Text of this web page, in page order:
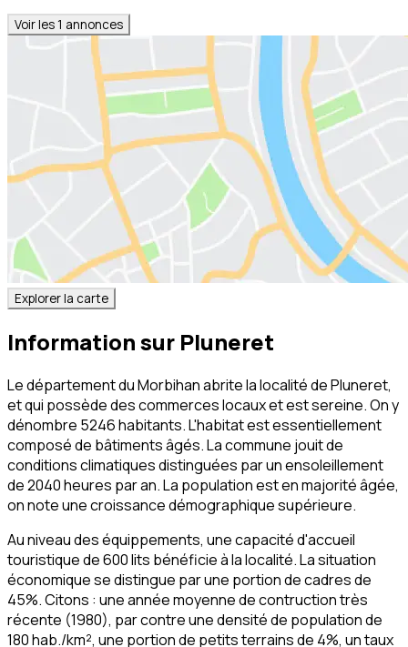
Voir les1 annonces
Explorer la carte
Information sur Pluneret
Le département du Morbihan abrite la localité de Pluneret,
et qui possède des commerces locaux et est sereine. On y
dénombre 5246 habitants. L'habitat est essentiellement
composé de bâtiments âgés. La commune jouit de
conditions climatiques distinguées par un ensoleillement
de 2040 heures par an. La population est en majorité âgée,
on note une croissance démographique supérieure.
Au niveau des équippements, une capacité d'accueil
touristique de 600 lits bénéficie à la localité. La situation
économique se distingue par une portion de cadres de
45%. Citons : une année moyenne de contruction très
récente (1980), par contre une densité de population de
180 hab./km², une portion de petits terrains de 4%, un taux